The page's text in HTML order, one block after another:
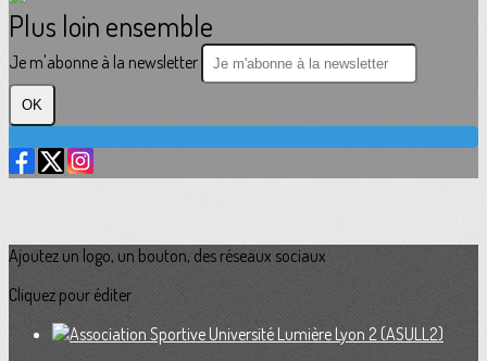
Plus loin ensemble
Je m'abonne à la newsletter
OK
Ajoutez un logo, un bouton, des réseaux sociaux
Cliquez pour éditer